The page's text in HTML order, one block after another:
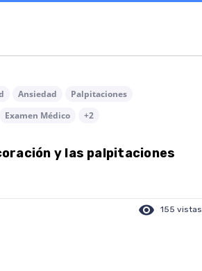
Ansiedad
Palpitaciones
Examen Médico
+2
y las palpitaciones
visibility 155 vistas